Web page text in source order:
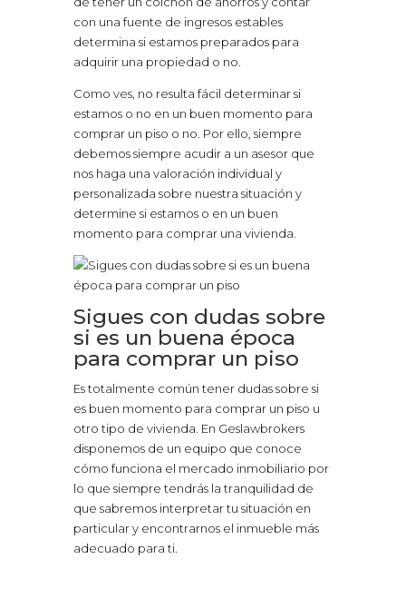
con una fuente de ingresos estables
determina si estamos preparados para
adquirir una propiedad o no.
Como ves, no resulta fácil determinar si
estamos o no en un buen momento para
comprar un piso o no. Por ello, siempre
debemos siempre acudir a un asesor que
nos haga una valoración individual y
personalizada sobre nuestra situación y
determine si estamos o en un buen
momento para comprar una vivienda.
Sigues con dudas sobre
si es un buena época
para comprar un piso
Es totalmente común tener dudas sobre si
es buen momento para comprar un piso u
otro tipo de vivienda. En Geslawbrokers
disponemos de un equipo que conoce
cómo funciona el mercado inmobiliario por
lo que siempre tendrás la tranquilidad de
que sabremos interpretar tu situación en
particular y encontrarnos el inmueble más
adecuado para ti.